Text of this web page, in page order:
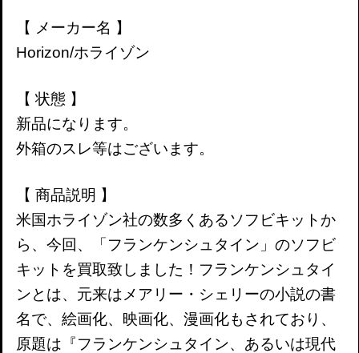
【 メーカー名 】
Horizon/ホライゾン
【 状態 】
新品になります。
外箱のスレ等はございます。
【 商品説明 】
米国ホライゾン社の数多くあるソフビキットか
ら、今回、「フランケンシュタイン」のソフビ
キットを買取致しました！フランケンシュタイ
ンとは、元来はメアリー・シェリーの小説の書
名で、絵画化、映画化、漫画化もされており、
原題は『フランケンシュタイン、あるいは現代